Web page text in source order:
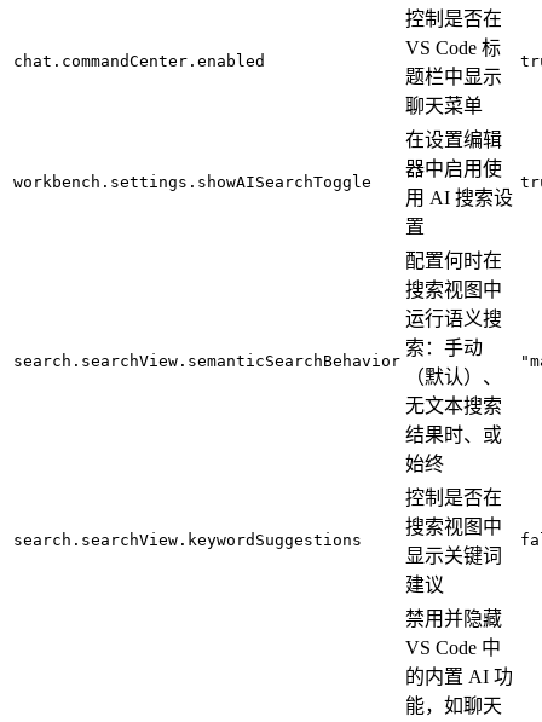
chat.commandCenter.enabled
控制是否在
VS Code 标
题栏中显示
聊天菜单
workbench.settings.showAISearchToggle
在设置编辑
器中启用使
用 AI 搜索设
置
search.searchView.semanticSearchBehavior
配置何时在
搜索视图中
运行语义搜
索：手动
（默认）、
无文本搜索
结果时、或
始终
search.searchView.keywordSuggestions
控制是否在
搜索视图中
显示关键词
建议
禁用并隐藏
VS Code 中
的内置 AI 功
能，如聊天